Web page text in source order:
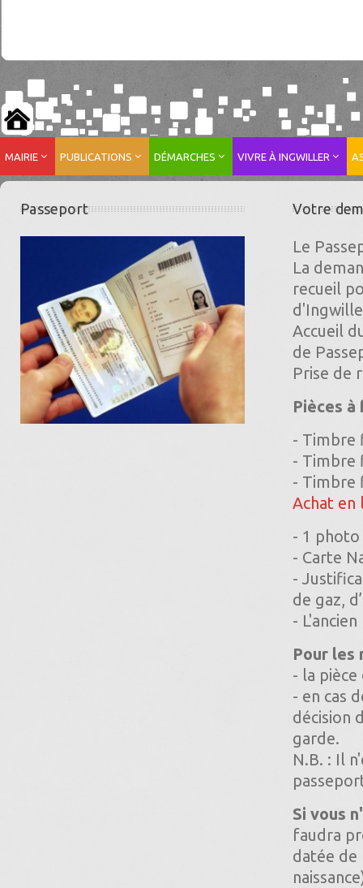
MAIRIE PUBLICATIONS DÉMARCHES VIVRE À INGWILLER
Passeport Votre
Le
La
recueil
Accueil
de
Prise de
Pièces à
- Timbre
- Timbre
- Timbre
Achat en
- 1
- Carte
-
de gaz,
-
Pour les
- la
- en cas
décision
garde.
N.B. : Il
Si vous
faudra
datée de